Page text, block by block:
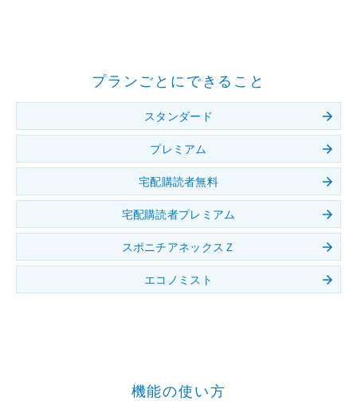
プランごとにできること
スタンダード
プレミアム
宅配購読者無料
宅配購読者プレミアム
スポニチアネックスＺ
エコノミスト
機能の使い方